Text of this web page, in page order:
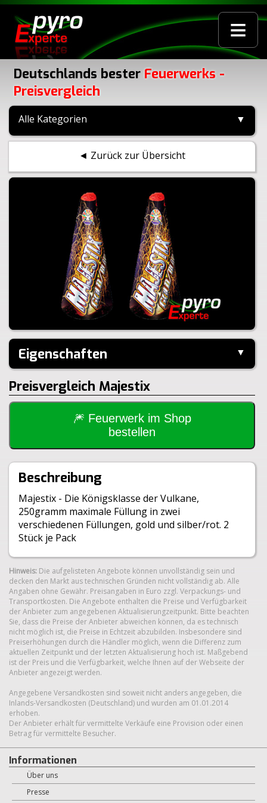
≡
Deutschlands bester Feuerwerks -
Preisvergleich
Alle Kategorien ▼
◄ Zurück zur Übersicht
Eigenschaften ▼
Hersteller:
Panda
Inhalt je Pack:
2 Stück
Brenndauer:
60sek
20 Stück
1305g
460g
Klasse:
1.4G
BAM:
BAM-F2-0642
Preisvergleich Majestix
🎆 Feuerwerk im Shop
bestellen
Beschreibung
Majestix - Die Königsklasse der Vulkane,
250gramm maximale Füllung in zwei
verschiedenen Füllungen, gold und silber/rot. 2
Stück je Pack
Hinweis: Die aufgelisteten Angebote können unvollständig sein und
decken den Markt aus technischen Gründen nicht vollständig ab. Alle
Angaben ohne Gewähr. Preisangaben in Euro zzgl. Verpackungs- und
Transportkosten. Die Angebote enthalten die Preise und Verfügbarkeit
der Anbieter zum angegebenen Aktualisierungzeitpunkt. Bitte beachten
Sie, dass die Preise der Anbieter abweichen können, da es technisch
nicht möglich ist, die Preise in Echtzeit abzubilden. Insbesondere sind
Preiserhöhungen durch die Händler möglich, wenn die Differenz zum
aktuellen Zeitpunkt und der letzten Aktualisierung hoch ist. Maßgebend
ist der Preis und die Verfügbarkeit, welche Ihnen auf der Webseite der
Anbieter angezeigt werden.
Angegebene Versandkosten sind soweit nicht anders angegeben, die
Inlands-Versandkosten (Deutschland) und wurden am 01.01.2014
erhoben.
Der Anbieter erhält für vermittelte Verkäufe eine Provision oder einen
Betrag für vermittelte Besucher.
Informationen
Über uns
Presse